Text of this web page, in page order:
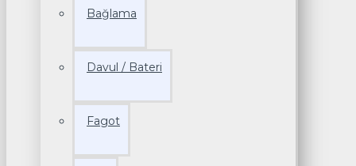
Bağlama
Davul / Bateri
Fagot